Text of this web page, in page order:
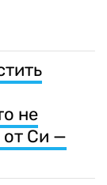
не
от Си —